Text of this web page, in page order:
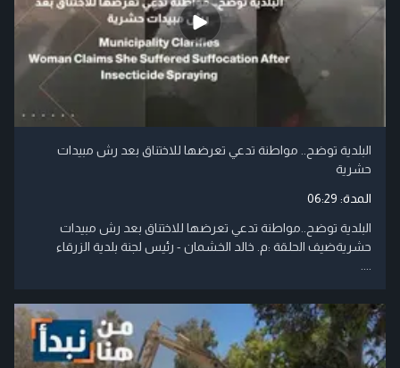
البلدية توضح.. مواطنة تدعي تعرضها للاختناق بعد رش مبيدات
حشرية
المدة: 06:29
البلدية توضح..مواطنة تدعي تعرضها للاختناق بعد رش مبيدات
حشريةضيف الحلقة :م. خالد الخشمان - رئيس لجنة بلدية الزرقاء